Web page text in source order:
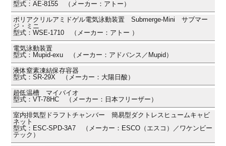
型式：AE-8155 （メーカー：アトー）
ポリアクリルアミドゲル電気泳動装置 Submerge-Mini サブマー
ジ・ミニ
型式：WSE-1710 （メーカー：アトー ）
電気泳動装置
型式：Mupid-exu （メーカー：アドバンス／Mupid）
液体窒素凍結保存容器
型式：SR-29X （メーカー：大陽日酸）
超低温槽 マイバイオ
型式：VT-78HC （メーカー：日本フリーザー）
室内排気型ドラフトチャンバー 簡易型ダクトレスヒュームキャビ
ネット
型式：ESC-SPD-3A7 （メーカー：ESCO（エスコ）／ワケンビー
テック）